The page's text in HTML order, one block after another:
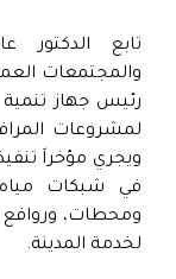
تابع الدكتور
والمجتمعات
رئيس جهاز تنمية
لمشروعات
ويجري مؤخراَ
في شبكات
لخدمة المدينة.